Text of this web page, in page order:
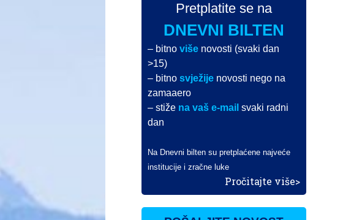
Pretplatite se na
DNEVNI BILTEN
– bitnoviše novosti (svaki dan
>15)
– bitnosvježije novosti nego na
zamaaero
– stiže na vaš e-mail svaki radni
dan
Na Dnevni bilten su pretplaćene najveće
institucije i zračne luke
Pročitajte više>